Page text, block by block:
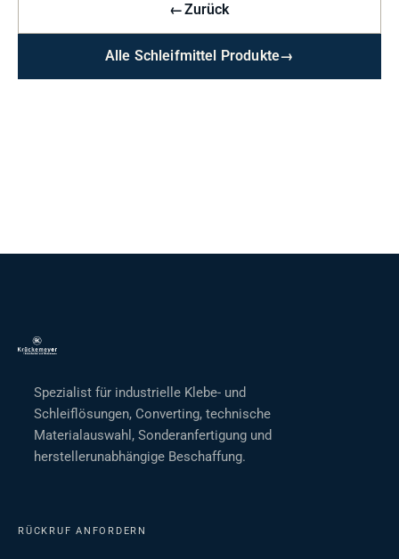
←Zurück
Alle Schleifmittel Produkte→
Spezialist für industrielle Klebe- und
Schleiflösungen, Converting, technische
Materialauswahl, Sonderanfertigung und
herstellerunabhängige Beschaffung.
RÜCKRUF ANFORDERN